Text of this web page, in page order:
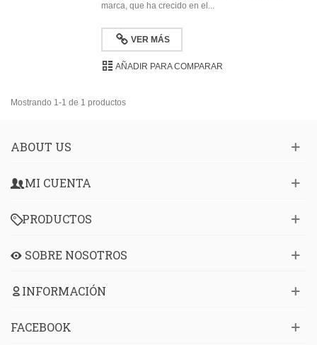
marca, que ha crecido en el...
VER MÁS
AÑADIR PARA COMPARAR
Mostrando 1-1 de 1 productos
ABOUT US
MI CUENTA
PRODUCTOS
SOBRE NOSOTROS
INFORMACIÓN
FACEBOOK